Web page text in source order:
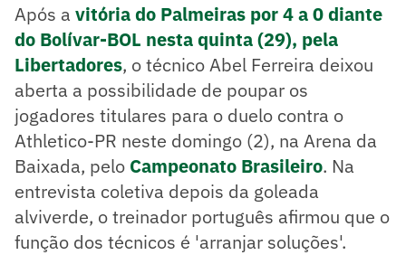
Após a vitória do Palmeiras por 4 a 0 diante
do Bolívar-BOL nesta quinta (29), pela
Libertadores, o técnico Abel Ferreira deixou
aberta a possibilidade de poupar os
jogadores titulares para o duelo contra o
Athletico-PR neste domingo (2), na Arena da
Baixada, pelo Campeonato Brasileiro. Na
entrevista coletiva depois da goleada
alviverde, o treinador português afirmou que o
função dos técnicos é 'arranjar soluções'.